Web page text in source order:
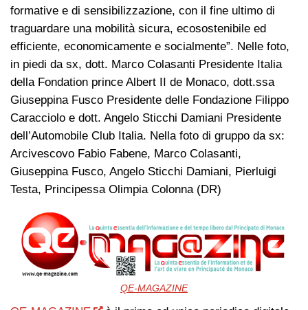
formative e di sensibilizzazione, con il fine ultimo di
traguardare una mobilità sicura, ecosostenibile ed
efficiente, economicamente e socialmente”. Nelle foto,
in piedi da sx, dott. Marco Colasanti Presidente Italia
della Fondation prince Albert II de Monaco, dott.ssa
Giuseppina Fusco Presidente delle Fondazione Filippo
Caracciolo e dott. Angelo Sticchi Damiani Presidente
dell’Automobile Club Italia. Nella foto di gruppo da sx:
Arcivescovo Fabio Fabene, Marco Colasanti,
Giuseppina Fusco, Angelo Sticchi Damiani, Pierluigi
Testa, Principessa Olimpia Colonna (DR)
QE-MAGAZINE